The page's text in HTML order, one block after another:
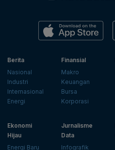
Berita
Nasional
Industri
Internasional
Energi
Finansial
Makro
Keuangan
Bursa
Korporasi
Ekonomi
Hijau
Energi Baru
Jurnalisme
Data
Infografik